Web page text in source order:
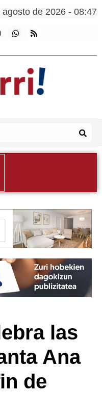
de 2026 - 08:47
las
Ana
de